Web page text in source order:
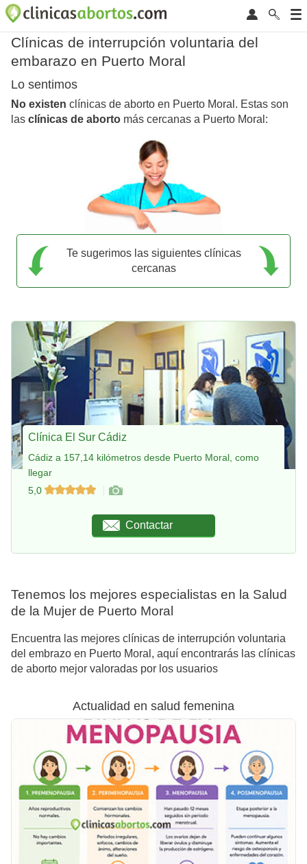
Clínicas de interrupción voluntaria del
embarazo en Puerto Moral
Lo sentimos
No existen clínicas de aborto en Puerto Moral. Estas son
las clínicas de aborto más cercanas a Puerto Moral:
Te sugerimos las siguientes clínicas
cercanas
Clínica El Sur Cádiz
Cádiz a 157,14 kilómetros desde Puerto Moral, como
llegar
5,0
Contactar
Tenemos los mejores especialistas en la Salud
de la Mujer de Puerto Moral
Encuentra las mejores clínicas de interrupción voluntaria
del embrazo en Puerto Moral, aquí encontrarás las clínicas
de aborto mejor valoradas por los usuarios
Actualidad en salud femenina